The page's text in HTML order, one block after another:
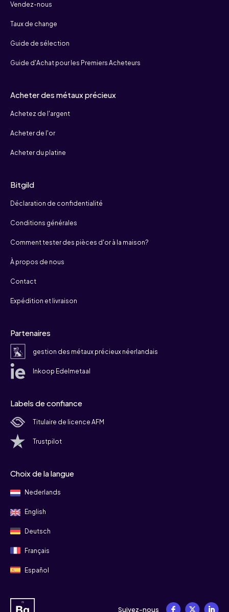
Vendez-nous
Taux de change
Guide de sélection
Guide d'Achat pour les Premiers Acheteurs
Acheter des métaux précieux
Achetez de l'argent
Acheter de l'or
Acheter du platine
Bitgild
Déclaration de confidentialité
Conditions générales
Comment tester des pièces d'or à la maison?
À propos de nous
Contact
Expédition et livraison
Partenaires
gestion des métaux précieux néerlandais
Inkoop Edelmetaal
Labels de confiance
Titulaire de licence AFM
Trustpilot
Choix de la langue
Nederlands
English
Deutsch
Français
Español
Suivez-nous